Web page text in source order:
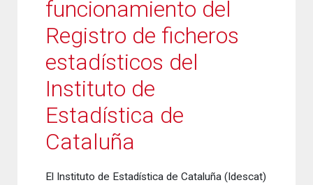
funcionamiento del
Registro de ficheros
estadísticos del
Instituto de
Estadística de
Cataluña
El Instituto de Estadística de Cataluña (Idescat)